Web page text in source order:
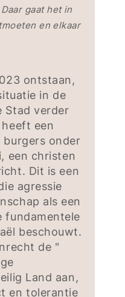
gaat het in
en elkaar
ontstaan,
in de
Stad verder
een
burgers onder
een christen
Dit is een
agressie
als een
fundamentele
beschouwt.
de "
Land aan,
en tolerantie